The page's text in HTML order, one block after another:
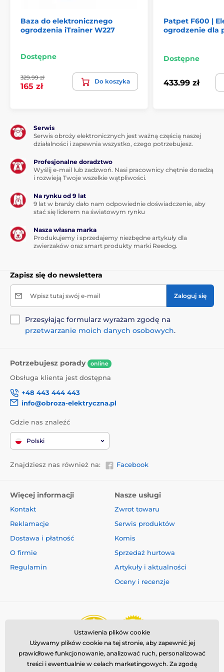
Waga i rozmiary
szerokość 6,9 cm, wysokość 3,6 cm, głębokość 3,8 cm a
Elektroniczne ogrodzenia
Dla małych psów
Dla dużych psów % Ogrodzenia
Baza do elektronicznego
ogrodzenia iTrainer W227
Dostępne
329.99 zł
165 zł
Do koszyka
Patpet F600 |
ogrodzenie dla
Dostępne
433.99 zł
Serwis
Serwis obroży elektronicznych jest ważną częścią naszej
działalności i zapewnia wszystko, czego potrzebujesz.
Profesjonalne doradztwo
Wyślij e-mail lub zadzwoń. Nasi pracownicy chętnie doradzą
i rozwieją Twoje wszelkie wątpliwości.
Na rynku od 9 lat
9 lat w branży dało nam odpowiednie doświadczenie, aby
stać się liderem na światowym rynku
Nasza własna marka
Produkujemy i sprzedajemy niezbędne artykuły dla
zwierzaków oraz smart produkty marki Reedog.
Zapisz się do newslettera
Wpisz tutaj swój e-mail Zaloguj się
Przesyłając formularz wyrażam zgodę na
przetwarzanie moich danych osobowych.
Potrzebujesz porady online
Obsługa klienta jest dostępna
+48 443 444 443
info@obroza-elektryczna.pl
Gdzie nas znaleźć
Polski
Znajdziesz nas również na: Facebook
Więcej informacji
Kontakt
Reklamacje
Dostawa i płatność
O firmie
Regulamin
Nasze usługi
Zwrot towaru
Serwis produktów
Komis
Sprzedaż hurtowa
Artykuły i aktualności
Oceny i recenzje
Ustawienia plików cookie
Używamy plików cookie na tej stronie, aby zapewnić jej
prawidłowe funkcjonowanie, analizować ruch, personalizować
treści i ewentualnie w celach marketingowych. Za zgodą